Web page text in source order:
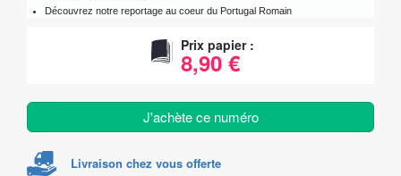
Découvrez notre reportage au coeur du Portugal Romain
Prix papier :
8,90 €
J'achète ce numéro
Livraison chez vous offerte